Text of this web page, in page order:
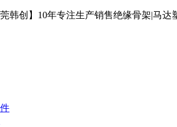
韩创】10年专注生产销售绝缘骨架|马